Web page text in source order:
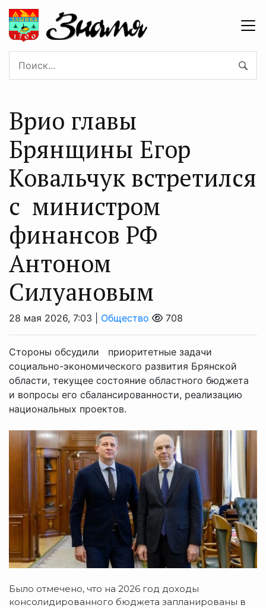
Врио главы
Брянщины Егор
Ковальчук встретился
с министром
финансов РФ
Антоном
Силуановым
28 мая 2026, 7:03 | Общество 708
Стороны обсудили приоритетные задачи
социально-экономического развития Брянской
области, текущее состояние областного бюджета
и вопросы его сбалансированности, реализацию
национальных проектов.
Было отмечено, что на 2026 год доходы
консолидированного бюджета запланированы в